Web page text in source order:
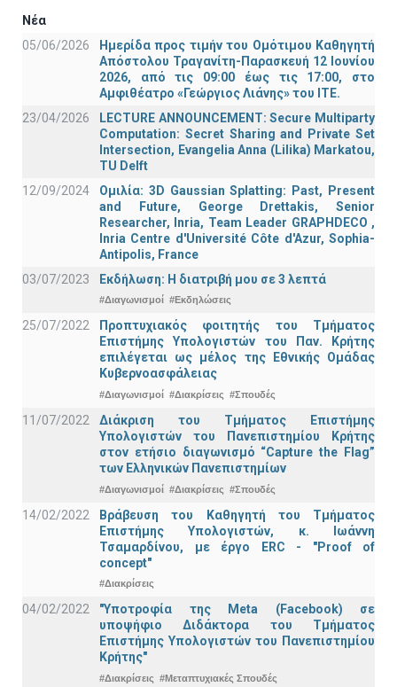
Νέα
05/06/2026
Ημερίδα προς τιμήν του Ομότιμου Καθηγητή
Απόστολου Τραγανίτη-Παρασκευή 12 Ιουνίου
2026, από τις 09:00 έως τις 17:00, στο
Αμφιθέατρο «Γεώργιος Λιάνης» του ΙΤΕ.
23/04/2026
LECTURE ANNOUNCEMENT: Secure Multiparty
Computation: Secret Sharing and Private Set
Intersection, Evangelia Anna (Lilika) Markatou,
TU Delft
12/09/2024
Ομιλία: 3D Gaussian Splatting: Past, Present
and Future, George Drettakis, Senior
Researcher, Inria, Team Leader GRAPHDECO ,
Inria Centre d'Université Côte d'Azur, Sophia-
Antipolis, France
03/07/2023
Εκδήλωση: Η διατριβή μου σε 3 λεπτά
#Διαγωνισμοί #Εκδηλώσεις
25/07/2022
Προπτυχιακός φοιτητής του Τμήματος
Επιστήμης Υπολογιστών του Παν. Κρήτης
επιλέγεται ως μέλος της Εθνικής Ομάδας
Κυβερνοασφάλειας
#Διαγωνισμοί #Διακρίσεις #Σπουδές
11/07/2022
Διάκριση του Τμήματος Επιστήμης
Υπολογιστών του Πανεπιστημίου Κρήτης
στον ετήσιο διαγωνισμό “Capture the Flag”
των Ελληνικών Πανεπιστημίων
#Διαγωνισμοί #Διακρίσεις #Σπουδές
14/02/2022
Βράβευση του Καθηγητή του Τμήματος
Επιστήμης Υπολογιστών, κ. Ιωάννη
Τσαμαρδίνου, με έργο ERC - "Proof of
concept"
#Διακρίσεις
04/02/2022
"Υποτροφία της Meta (Facebook) σε
υποψήφιο Διδάκτορα του Τμήματος
Επιστήμης Υπολογιστών του Πανεπιστημίου
Κρήτης"
#Διακρίσεις #Μεταπτυχιακές Σπουδές